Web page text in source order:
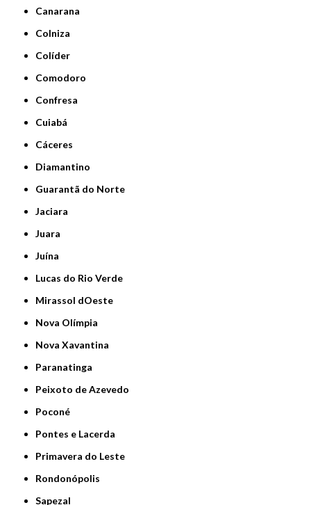
Canarana
Colniza
Colíder
Comodoro
Confresa
Cuiabá
Cáceres
Diamantino
Guarantã do Norte
Jaciara
Juara
Juína
Lucas do Rio Verde
Mirassol dOeste
Nova Olímpia
Nova Xavantina
Paranatinga
Peixoto de Azevedo
Poconé
Pontes e Lacerda
Primavera do Leste
Rondonópolis
Sapezal